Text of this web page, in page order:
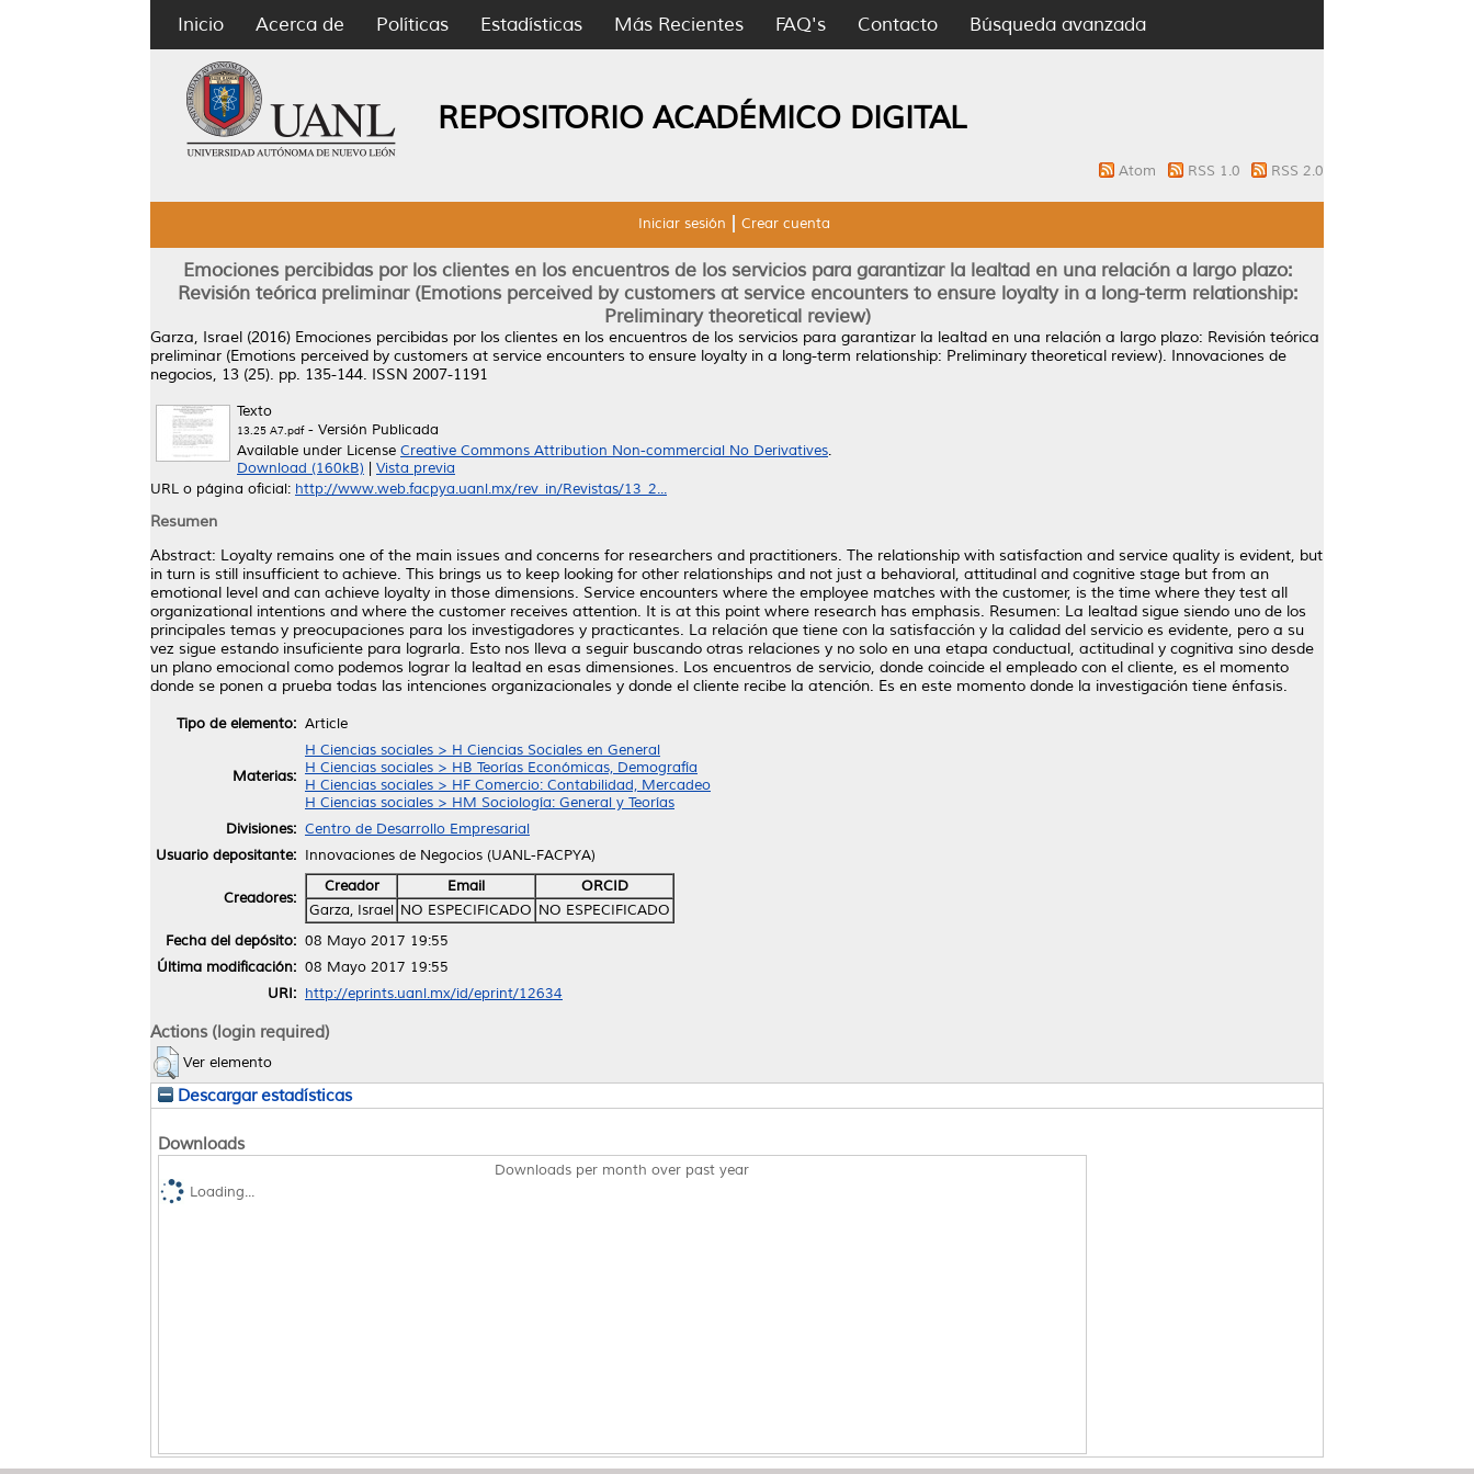
Inicio Acerca de Políticas Estadísticas Más Recientes FAQ's Contacto Búsqueda avanzada
REPOSITORIO ACADÉMICO DIGITAL
Atom RSS 1.0 RSS 2.0
Iniciar sesión Crear cuenta
Emociones percibidas por los clientes en los encuentros de los servicios para garantizar la lealtad en una relación a largo plazo:
Revisión teórica preliminar (Emotions perceived by customers at service encounters to ensure loyalty in a long-term relationship:
Preliminary theoretical review)
Garza, Israel (2016) Emociones percibidas por los clientes en los encuentros de los servicios para garantizar la lealtad en una relación a largo plazo: Revisión teórica
preliminar (Emotions perceived by customers at service encounters to ensure loyalty in a long-term relationship: Preliminary theoretical review). Innovaciones de
negocios, 13 (25). pp. 135-144. ISSN 2007-1191
Texto
13.25 A7.pdf- Versión Publicada
Available under License Creative Commons Attribution Non-commercial No Derivatives.
Download (160kB)
Vista previa
URL o página oficial: http://www.web.facpya.uanl.mx/rev_in/Revistas/13_2...
Resumen
Abstract: Loyalty remains one of the main issues and concerns for researchers and practitioners. The relationship with satisfaction and service quality is evident, but
in turn is still insufficient to achieve. This brings us to keep looking for other relationships and not just a behavioral, attitudinal and cognitive stage but from an
emotional level and can achieve loyalty in those dimensions. Service encounters where the employee matches with the customer, is the time where they test all
organizational intentions and where the customer receives attention. It is at this point where research has emphasis. Resumen: La lealtad sigue siendo uno de los
principales temas y preocupaciones para los investigadores y practicantes. La relación que tiene con la satisfacción y la calidad del servicio es evidente, pero a su
vez sigue estando insuficiente para lograrla. Esto nos lleva a seguir buscando otras relaciones y no solo en una etapa conductual, actitudinal y cognitiva sino desde
un plano emocional como podemos lograr la lealtad en esas dimensiones. Los encuentros de servicio, donde coincide el empleado con el cliente, es el momento
donde se ponen a prueba todas las intenciones organizacionales y donde el cliente recibe la atención. Es en este momento donde la investigación tiene énfasis.
Tipo de elemento: Article
Materias:
H Ciencias sociales > H Ciencias Sociales en General
H Ciencias sociales > HB Teorías Económicas, Demografía
H Ciencias sociales > HF Comercio: Contabilidad, Mercadeo
H Ciencias sociales > HM Sociología: General y Teorías
Divisiones: Centro de Desarrollo Empresarial
Usuario depositante: Innovaciones de Negocios (UANL-FACPYA)
Creadores:
Creador Email
ORCID
Garza, Israel NO ESPECIFICADO NO ESPECIFICADO
Fecha del depósito: 08 Mayo 2017 19:55
Última modificación: 08 Mayo 2017 19:55
URI: http://eprints.uanl.mx/id/eprint/12634
Actions (login required)
Ver elemento
Descargar estadísticas
Downloads
Downloads per month over past year
Loading...